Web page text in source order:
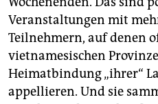
Veranstaltungen mit
Teilnehmern, auf denen
vietnamesischen
Heimatbindung „ihrer“
appellieren. Und sie